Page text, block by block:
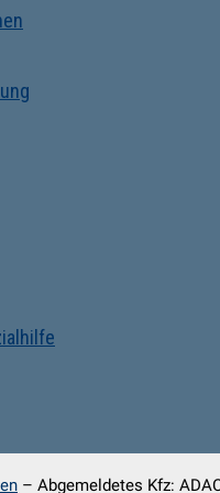
– Abgemeldetes Kfz: